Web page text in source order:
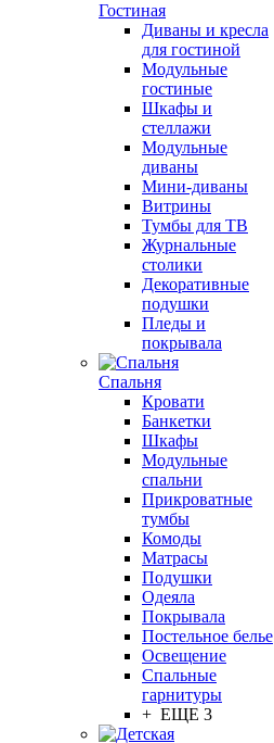
Гостиная
Диваны и кресла
для гостиной
Модульные
гостиные
Шкафы и
стеллажи
Модульные
диваны
Мини-диваны
Витрины
Тумбы для ТВ
Журнальные
столики
Декоративные
подушки
Пледы и
покрывала
Спальня
Кровати
Банкетки
Шкафы
Модульные
спальни
Прикроватные
тумбы
Комоды
Матрасы
Подушки
Одеяла
Покрывала
Постельное белье
Освещение
Спальные
гарнитуры
+ ЕЩЕ 3